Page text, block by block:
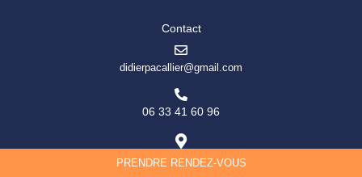
PRENDRE RENDEZ-VOUS
Contact
didierpacallier@gmail.com
06 33 41 60 96
60 Avenue Rockefeller Bioparc - Centre Papillon, 69008